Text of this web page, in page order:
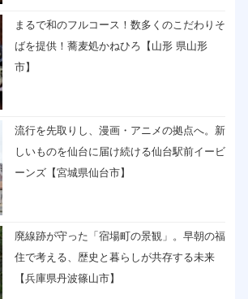
まるで和のフルコース！数多くのこだわりそ
ばを提供！蕎麦処かねひろ【山形 県山形
市】
流行を先取りし、漫画・アニメの拠点へ。新
しいものを仙台に届け続ける仙台駅前イービ
ーンズ【宮城県仙台市】
廃線跡が守った「宿場町の景観」。早朝の福
住で考える、歴史と暮らしが共存する未来
【兵庫県丹波篠山市】